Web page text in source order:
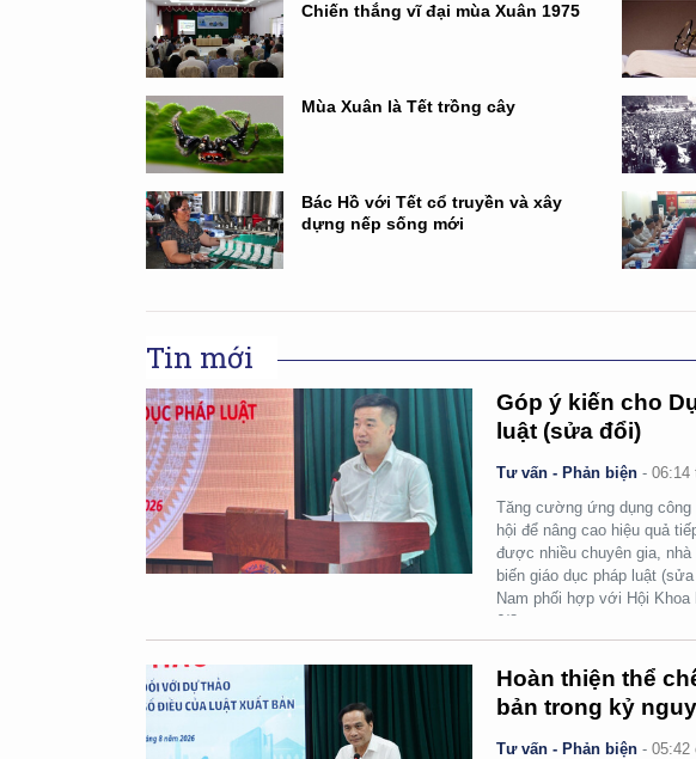
Chiến thắng vĩ đại mùa Xuân 1975
Mùa Xuân là Tết trồng cây
Bác Hồ với Tết cổ truyền và xây
dựng nếp sống mới
Tin mới
Góp ý kiến cho
luật (sửa đổi)
Tư vấn - Phản biện -06:14
Tăng cường ứng dụng
hội để nâng cao hiệu quả
được nhiều chuyên gia, nhà
biến giáo dục pháp luật
Nam phối hợp với Hội
6/8.
Hoàn thiện thể
bản trong kỷ
Tư vấn - Phản biện -05:42